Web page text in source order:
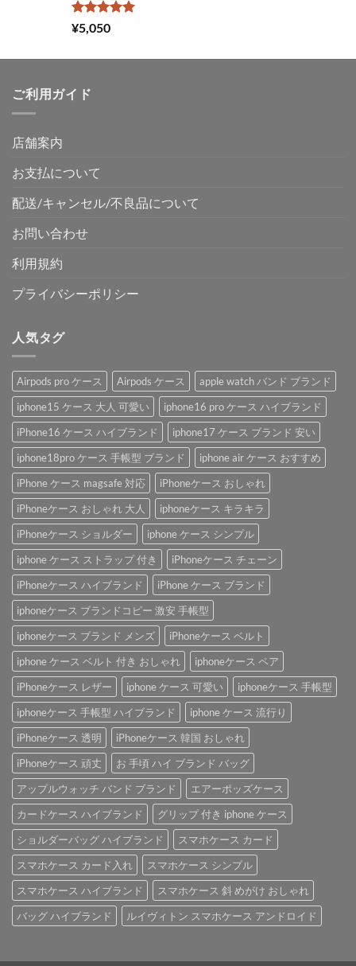
5段階中
5.00
¥5,050
ご利用ガイド
店舗案内
お支払について
配送/キャンセル/不良品について
お問い合わせ
利用規約
プライバシーポリシー
人気タグ
Airpods pro ケース Airpods ケース
apple watch バンド ブランド
iphone15 ケース 大人 可愛い
iphone16 pro ケース ハイブランド
iPhone16 ケース ハイブランド
iphone17 ケース ブランド 安い
iphone18pro ケース 手帳型 ブランド
iphone air ケース おすすめ
iPhone ケース magsafe 対応
iPhoneケース おしゃれ
iPhoneケース おしゃれ 大人
iphoneケース キラキラ
iPhoneケース ショルダー
iphone ケース シンプル
iphone ケース ストラップ 付き
iPhoneケース チェーン
iPhoneケース ハイブランド
iPhone ケース ブランド
iphoneケース ブランドコピー 激安 手帳型
iphoneケース ブランド メンズ
iPhoneケース ベルト
iphone ケース ベルト 付き おしゃれ
iphoneケース ペア
iPhoneケース レザー
iphone ケース 可愛い
iphoneケース 手帳型
iphoneケース 手帳型 ハイブランド
iphone ケース 流行り
iPhoneケース 透明
iPhoneケース 韓国 おしゃれ
iPhoneケース 頑丈
お 手頃 ハイ ブランド バッグ
アップルウォッチ バンド ブランド
エアーポッズケース
カードケース ハイブランド
グリップ 付き iphone ケース
ショルダーバッグ ハイブランド
スマホケース カード
スマホケース カード入れ
スマホケース シンプル
スマホケース ハイブランド
スマホケース 斜 めがけ おしゃれ
バッグ ハイブランド
ルイヴィトン スマホケース アンドロイド